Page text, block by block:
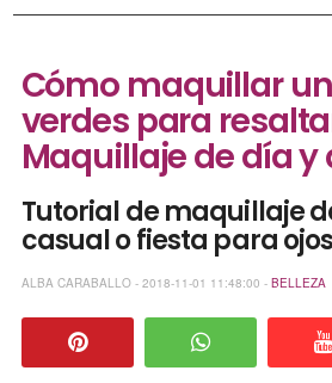
Cómo maquillar
verdes para
Maquillaje de día y
Tutorial de maquillaje
casual o fiesta para
ALBA CARABALLO - 2018-11-01 11:48:00 - BELLEZA